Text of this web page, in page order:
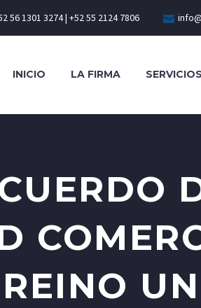
56 1301 3274 | +52 55 2124 7806
INICIO LA FIRMA SERVICIOS